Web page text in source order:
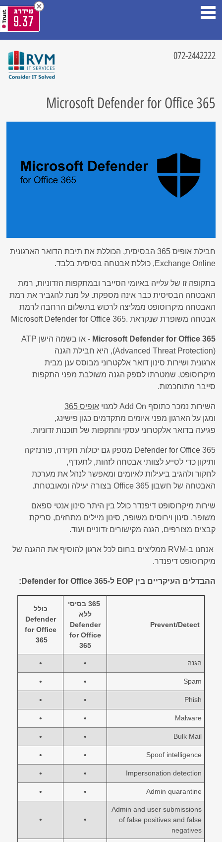
072-2442222
Microsoft Defender for Office 365
חבילת אופיס 365 הבסיסית, הכוללת את תיבת הדואר הארגונית
Exchange Online, כוללת אבטחה בסיסית בלבד.
בתקופה זו של עלייה באיומי הסייבר ובמתקפות הזדוניות, רמת
האבטחה הבסיסית כבר אינה מספקת. על מנת להגביר את רמת
האבטחה מיקרוסופט ממליצה לרכוש בתשלום הרחבה לרמת
אבטחה משופרת שנקראת Microsoft Defender for Office 365.
Microsoft Defender for Office 365 - או בשמה הישן ATP
(Advanced Threat Protection), היא חבילת הגנה
ארגונית ושירות סינון דואר אלקטרוני מבוסס ענן מבית
מיקרוסופט, שמטרתו לספק הגנה משולבת מפני התקפות
סייבר מתוחכמות.
השירות נמכר כתוסף Add On למנויאופיס 365
ומגן על הארגון מפני איומים מתקדמים כגון פישינג,
פגיעה בדואר אלקטרוני עסקי והתקפות של תוכנות זדוניות.
Defender for Office 365 מספק גם יכולות חקירה, פורנזיקה
ותיקון כדי לסייע לצוותי אבטחה לזהות, לתעדף,
לחקור ולהגיב ביעילות לאיומים ומאפשר לנהל את מערכת
האבטחה של חשבוןOffice 365 בצורה יעילה ומאובטחת.
שירות מיקרוסופט דיפנדר כולל בין היתר סינון אנטי ספאם
משופר, סינון וירוסים משופר, סינון מיילים מתחזים, סריקת
קבצים מצורפים, הגנה מקישורים זדוניים ועוד.
אנחנו ב-RVM ממליצים בחום לכל ארגון להוסיף את ההגנה של
מיקרוסופט דיפנדר.
ההבדלים העיקריים בין EOP ל-Defender for Office 365
:
365 בסיסי
ללא
Defender
for Office
365
כולל
Defender
for Office
365
הגנה •
•
Spam
•
•
Phish
•
•
Malware
•
•
Bulk Mail
•
•
Spoof intelligence
•
•
Impersonation detection
•
•
Admin quarantine
•
•
Admin and user submissions
of false positives and false
negatives
•
•
9.37